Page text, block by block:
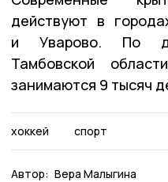
действуют в
и Уварово. По
Тамбовской
занимаются 9 тысяч
хоккей спорт
Автор: Вера Малыгина